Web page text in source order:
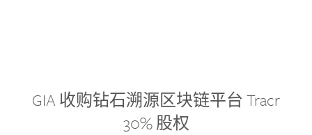
GIA 收购钻石溯源区块链平台 Tracr
30% 股权